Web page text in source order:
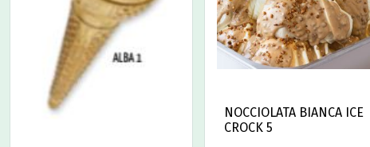
NOCCIOLATA BIANCA ICE
CROCK 5